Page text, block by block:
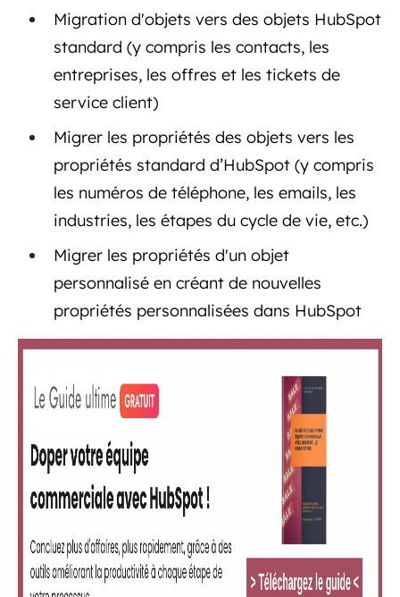
Migration d'objets vers des objets HubSpot
standard (y compris les contacts, les
entreprises, les offres et les tickets de
service client)
Migrer les propriétés des objets vers les
propriétés standard d’HubSpot (y compris
les numéros de téléphone, les emails, les
industries, les étapes du cycle de vie, etc.)
Migrer les propriétés d'un objet
personnalisé en créant de nouvelles
propriétés personnalisées dans HubSpot